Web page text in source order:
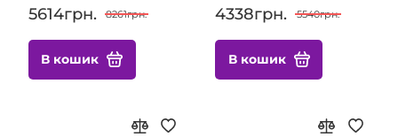
5614грн. 8261грн.
В кошик
4338грн. 5540грн.
В кошик